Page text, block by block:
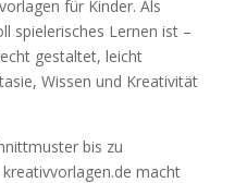
für Kinder. Als
spielerisches Lernen ist –
gestaltet, leicht
Wissen und Kreativität
bis zu
macht